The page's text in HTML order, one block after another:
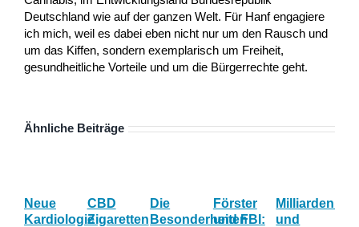
Deutschland wie auf der ganzen Welt. Für Hanf engagiere
ich mich, weil es dabei eben nicht nur um den Rausch und
um das Kiffen, sondern exemplarisch um Freiheit,
gesundheitliche Vorteile und um die Bürgerrechte geht.
Ähnliche Beiträge
Neue
Kardiologie
CBD
Zigaretten
Die
Besonderheiten
Förster
und FBI:
und